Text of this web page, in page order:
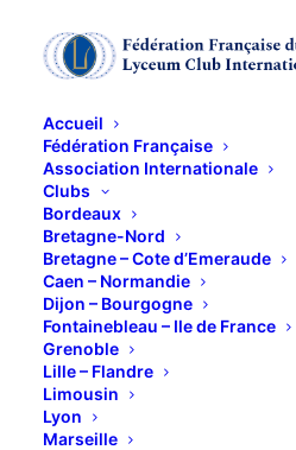
Accueil
Fédération Française
Association Internationale
Clubs
Bordeaux
Bretagne-Nord
Bretagne – Cote d’Emeraude
Caen – Normandie
Dijon – Bourgogne
Fontainebleau – Ile de France
Grenoble
Lille – Flandre
Limousin
Lyon
Marseille